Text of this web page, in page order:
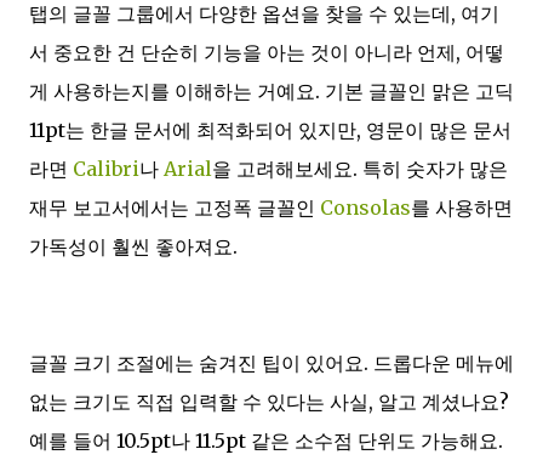
탭의 글꼴 그룹에서 다양한 옵션을 찾을 수 있는데, 여기
서 중요한 건 단순히 기능을 아는 것이 아니라 언제, 어떻
게 사용하는지를 이해하는 거예요. 기본 글꼴인 맑은 고딕
11pt는 한글 문서에 최적화되어 있지만, 영문이 많은 문서
라면 Calibri나 Arial을 고려해보세요. 특히 숫자가 많은
재무 보고서에서는 고정폭 글꼴인 Consolas를 사용하면
가독성이 훨씬 좋아져요.
글꼴 크기 조절에는 숨겨진 팁이 있어요. 드롭다운 메뉴에
없는 크기도 직접 입력할 수 있다는 사실, 알고 계셨나요?
예를 들어 10.5pt나 11.5pt 같은 소수점 단위도 가능해요.